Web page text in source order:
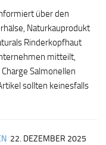
über den
Naturkauprodukt
Rinderkopfhaut
mitteilt,
Salmonellen
sollten keinesfalls
22. DEZEMBER 2025